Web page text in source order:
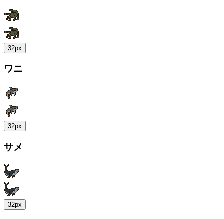
32px
ワニ
32px
サメ
32px